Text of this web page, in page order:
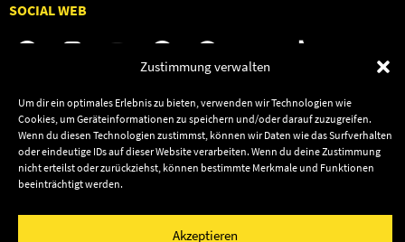
Zustimmung verwalten
Um dir ein optimales Erlebnis zu bieten, verwenden wir Technologien wie
Cookies, um Geräteinformationen zu speichern und/oder darauf zuzugreifen.
Wenn du diesen Technologien zustimmst, können wir Daten wie das Surfverhalten
oder eindeutige IDs auf dieser Website verarbeiten. Wenn du deine Zustimmung
nicht erteilst oder zurückziehst, können bestimmte Merkmale und Funktionen
beeinträchtigt werden.
Akzeptieren
SOCIAL WEB
Audiolith
News
Artists
Releases
Friends
Contact Us
Dates
Shop